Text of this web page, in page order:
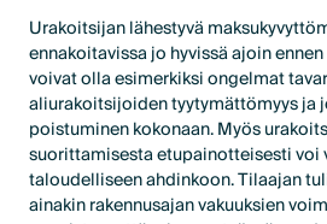
Urakoitsijan lähestyvä
ennakoitavissa jo hyvissä ajoin
voivat olla esimerkiksi ongelmat
aliurakoitsijoiden tyytymättömyys ja
poistuminen kokonaan. Myös
suorittamisesta etupainotteisesti
taloudelliseen ahdinkoon. Tilaajan
ainakin rakennusajan vakuuksien